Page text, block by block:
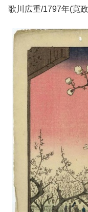
歌川広重/1797年(寛